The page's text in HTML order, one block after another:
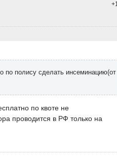
+1
полису сделать инсеминацию(от
по квоте не
проводится в РФ только на